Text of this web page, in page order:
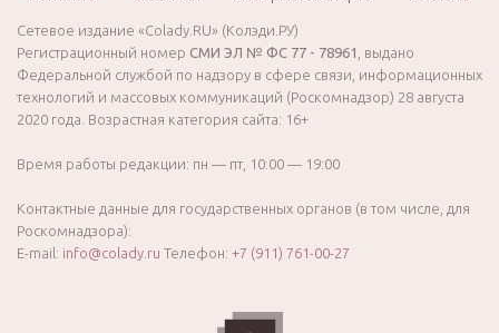
Сетевое издание «Colady.RU» (Колэди.РУ)
Регистрационный номер СМИ ЭЛ № ФС 77 - 78961
, выдано
Федеральной службой по надзору в сфере связи, информационных
технологий и массовых коммуникаций (Роскомнадзор) 28 августа
2020 года. Возрастная категория сайта: 16+
Время работы редакции: пн — пт, 10:00 — 19:00
Контактные данные для государственных органов (в том числе, для
Роскомнадзора):
E-mail: info@colady.ru Телефон: +7 (911) 761-00-27